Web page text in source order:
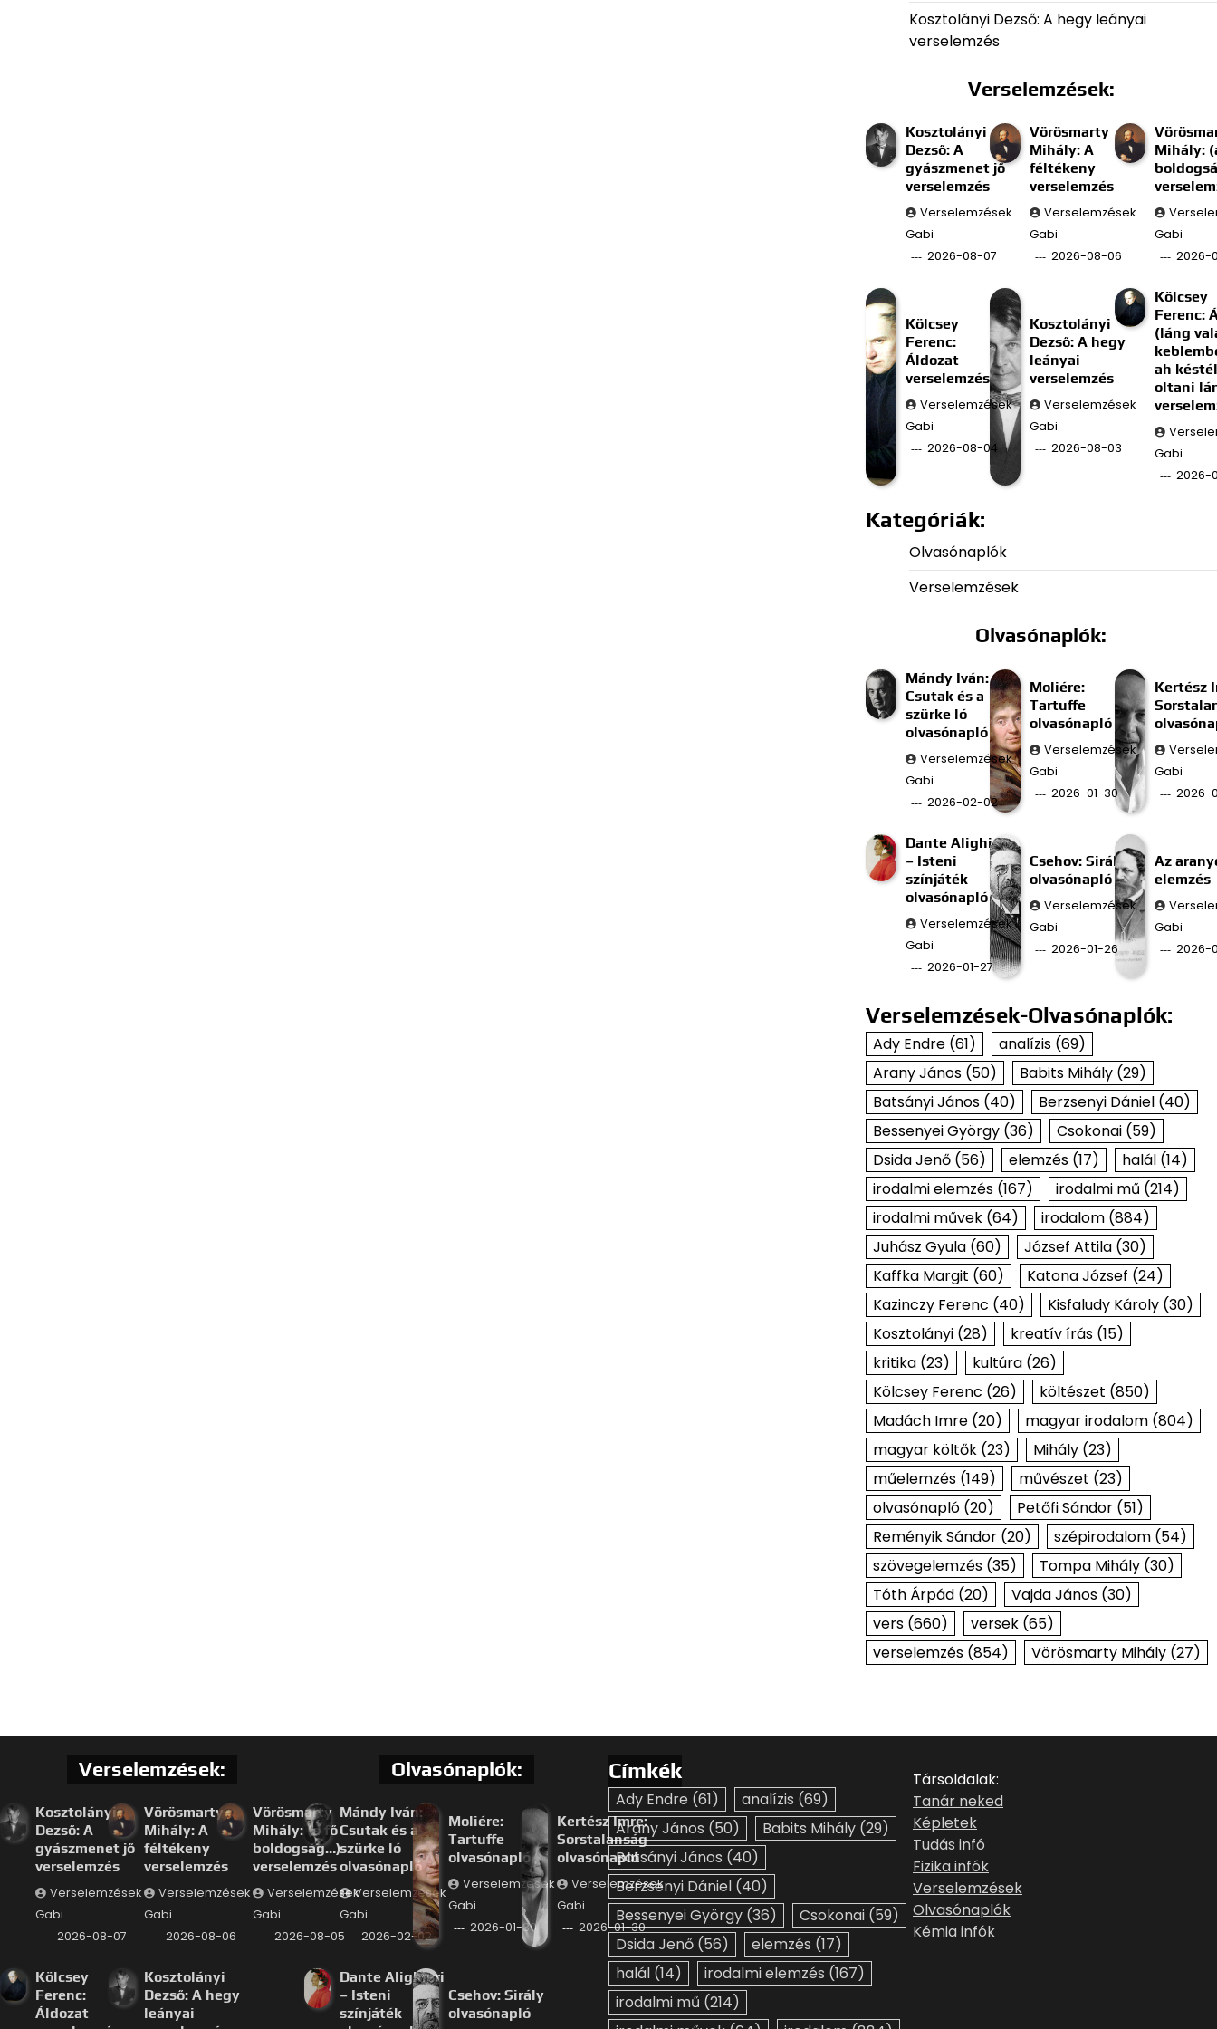
Kosztolányi Dezső: A hegy leányai
verselemzés
Verselemzések:
Kosztolányi
Dezső: A
gyászmenet jő
verselemzés
Verselemzések
Gabi
2026-08-07
Vörösmarty
Mihály: A
féltékeny
verselemzés
Verselemzések
Gabi
2026-08-06
Mihály:
Gabi
2026-
Kölcsey
Ferenc:
Áldozat
verselemzés
Verselemzések
Gabi
2026-08-04
Kosztolányi
Dezső: A hegy
leányai
verselemzés
Verselemzések
Gabi
2026-08-03
Kölcsey
Ferenc:
(láng
ah késtél
oltani
Gabi
2026-
Kategóriák:
Olvasónaplók
Verselemzések
Olvasónaplók:
Mándy Iván:
Csutak és a
szürke ló
olvasónapló
Verselemzések
Gabi
2026-02-02
Moliére:
Tartuffe
olvasónapló
Verselemzések
Gabi
2026-01-30
Kertész
Gabi
2026-
Dante Alighieri
– Isteni
színjáték
olvasónapló
Verselemzések
Gabi
2026-01-27
Csehov: Sirály
olvasónapló
Verselemzések
Gabi
2026-01-26
Az
elemzés
Gabi
2026-
Verselemzések-Olvasónaplók:
Ady Endre(61) analízis(69)
Arany János(50) Babits Mihály(29)
Batsányi János(40) Berzsenyi Dániel(40)
Bessenyei György(36) Csokonai(59)
Dsida Jenő(56) elemzés(17) halál(14)
irodalmi elemzés(167) irodalmi mű (214)
irodalmi művek(64) irodalom(884)
Juhász Gyula(60) József Attila(30)
Kaffka Margit (60) Katona József (24)
Kazinczy Ferenc (40) Kisfaludy Károly(30)
Kosztolányi(28) kreatív írás(15)
kritika(23) kultúra(26)
Kölcsey Ferenc (26) költészet (850)
Madách Imre(20) magyar irodalom(804)
magyar költők(23) Mihály(23)
műelemzés(149) művészet (23)
olvasónapló(20) Petőfi Sándor(51)
Reményik Sándor(20) szépirodalom(54)
szövegelemzés(35) Tompa Mihály(30)
Tóth Árpád(20) Vajda János(30)
vers(660) versek(65)
verselemzés(854) Vörösmarty Mihály(27)
Verselemzések:
Kosztolányi
Dezső: A
gyászmenet jő
verselemzés
Verselemzések
Gabi
2026-08-07
Vörösmarty
Mihály: A
féltékeny
verselemzés
Verselemzések
Gabi
2026-08-06
Vörösmarty
Mihály: (a fő
boldogság…)
verselemzés
Verselemzések
Gabi
2026-08-05
Kölcsey
Ferenc:
Áldozat
Kosztolányi
Dezső: A hegy
leányai
Olvasónaplók:
Mándy Iván:
Csutak és a
szürke ló
olvasónapló
Verselemzések
Gabi
2026-02-02
Moliére:
Tartuffe
olvasónapló
Verselemzések
Gabi
2026-01-30
Kertész Imre:
Sorstalanság
olvasónapló
Verselemzések
Gabi
2026-01-30
Dante Alighieri
– Isteni
színjáték
Csehov: Sirály
olvasónapló
Címkék
Ady Endre (61) analízis (69)
Arany János (50) Babits Mihály (29)
Batsányi János (40)
Berzsenyi Dániel (40)
Bessenyei György (36) Csokonai (59)
Dsida Jenő (56) elemzés (17)
halál (14) irodalmi elemzés (167)
irodalmi mű (214)
Társoldalak:
Tanár neked
Képletek
Tudás infó
Fizika infók
Verselemzések
Olvasónaplók
Kémia infók